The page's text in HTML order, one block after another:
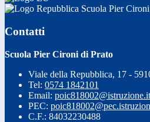
Scuola Pier
Contatti
Scuola Pier Cironi di Prato
Viale della Repubblica, 17 -
Tel: 0574 1842101
Email: poic818002@istruzione.it
PEC:
C.F.: 84032230488